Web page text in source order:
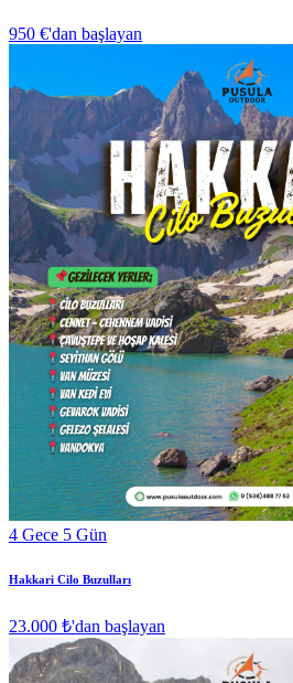
950 €'dan başlayan
4 Gece 5 Gün
Hakkari Cilo Buzulları
23.000 ₺'dan başlayan